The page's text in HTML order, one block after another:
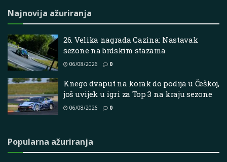
Najnovija ažuriranja
26. Velika nagrada Cazina: Nastavak
sezone na brdskim stazama
06/08/2026 0
Knego dvaput na korak do podija u Češkoj,
još uvijek u igri za Top 3 na kraju sezone
06/08/2026 0
Popularna ažuriranja